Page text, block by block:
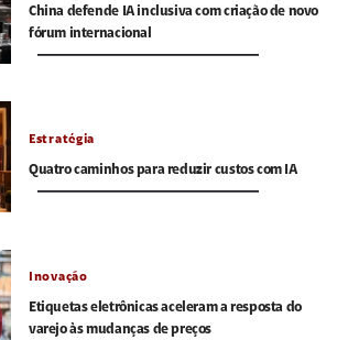
China defende IA inclusiva com criação de novo
fórum internacional
Estratégia
Quatro caminhos para reduzir custos com IA
Inovação
Etiquetas eletrônicas aceleram a resposta do
varejo às mudanças de preços